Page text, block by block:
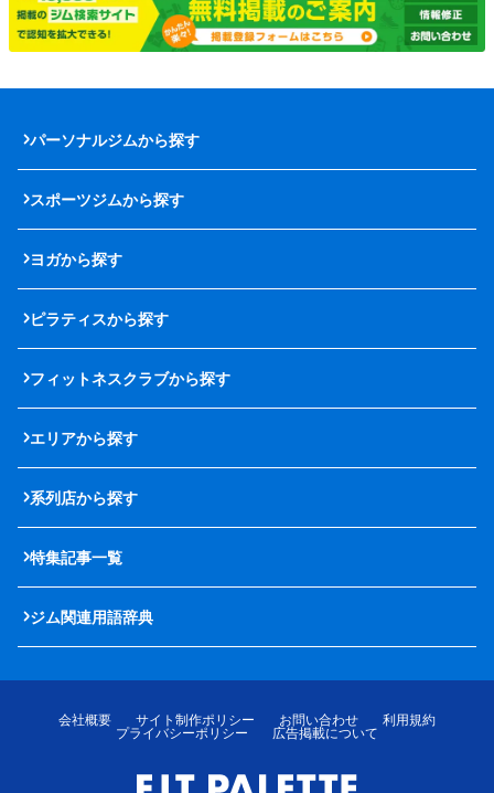
パーソナルジムから探す
スポーツジムから探す
ヨガから探す
ピラティスから探す
フィットネスクラブから探す
エリアから探す
系列店から探す
特集記事一覧
ジム関連用語辞典
会社概要 サイト制作ポリシー お問い合わせ
利用規約
プライバシーポリシー
広告掲載について